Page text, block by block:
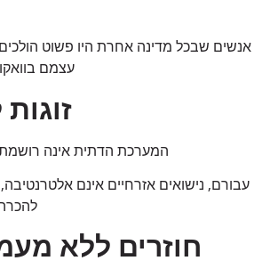
אנשים שבכל מדינה אחרת היו פשוט הולכים
עצמם
המערכת הדתית אינה רושמת
עבורם, נישואים אזרחיים אינם אלטרנטיבה,
להכרה
חוזרים ללא